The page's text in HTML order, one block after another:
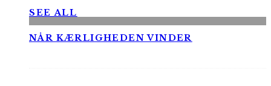
SEE ALL
NÅR KÆRLIGHEDEN VINDER